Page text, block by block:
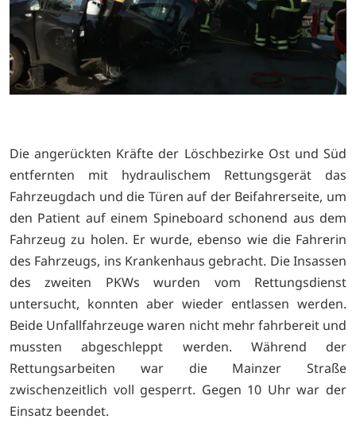
Die angerückten Kräfte der Löschbezirke Ost und Süd
entfernten mit hydraulischem Rettungsgerät das
Fahrzeugdach und die Türen auf der Beifahrerseite, um
den Patient auf einem Spineboard schonend aus dem
Fahrzeug zu holen. Er wurde, ebenso wie die Fahrerin
des Fahrzeugs, ins Krankenhaus gebracht. Die Insassen
des zweiten PKWs wurden vom Rettungsdienst
untersucht, konnten aber wieder entlassen werden.
Beide Unfallfahrzeuge waren nicht mehr fahrbereit und
mussten abgeschleppt werden. Während der
Rettungsarbeiten war die Mainzer Straße
zwischenzeitlich voll gesperrt. Gegen 10 Uhr war der
Einsatz beendet.